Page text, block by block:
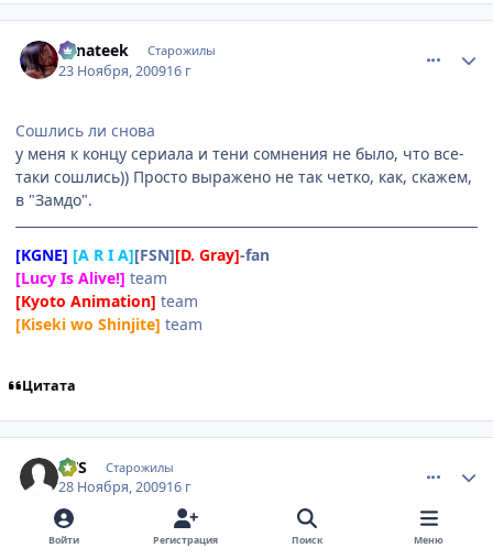
Fanateek Старожилы
23 Ноября, 200916 г
Сошлись ли снова
у меня к концу сериала и тени сомнения не было, что все-
таки сошлись)) Просто выражено не так четко, как, скажем,
в "Замдо".
[KGNE] [A R I A][FSN][D. Gray]-fan
[Lucy Is Alive!] team
[Kyoto Animation] team
[Kiseki wo Shinjite] team
Цитата
VVS Старожилы
28 Ноября, 200916 г
Досмотрел я после сериала все остальное, что есть - все
Войти Регистрация Поиск Меню